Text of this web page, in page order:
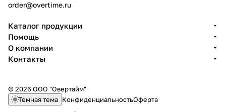
order@overtime.ru
Каталог продукции
Помощь
О компании
Контакты
© 2026 ООО "Овертайм"
Темная тема КонфиденциальностьОферта